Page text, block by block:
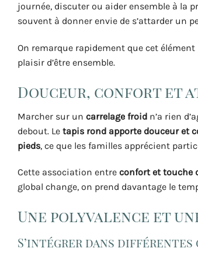
journée, discuter ou aider ensemble à la
souvent à donner envie de s’attarder un
On remarque rapidement que cet élément
plaisir d’être ensemble.
Douceur, confort et
Marcher sur un carrelage froid n’a rien
debout. Le tapis rond apporte douceur et
pieds, ce que les familles apprécient
Cette association entre confort et touche
global change, on prend davantage le
Une polyvalence et
S’intégrer dans